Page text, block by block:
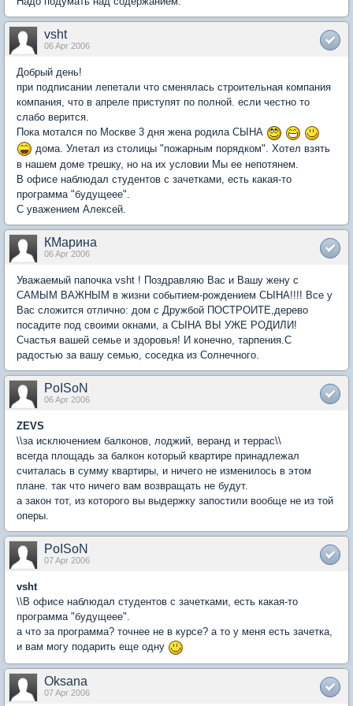
vsht
06 Apr 2006
Добрый день!
при подписании лепетали что сменялась строительная компания
компания, что в апреле приступят по полной. если честно то
слабо верится.
Пока мотался по Москве 3 дня жена родила СЫНА
дома. Улетал из столицы "пожарным порядком". Хотел взять
в нашем доме трешку, но на их условии Мы ее непотянем.
В офисе наблюдал студентов с зачетками, есть какая-то
программа "будущеее".
С уважением Алексей.
КМарина
06 Apr 2006
Уважаемый папочка vsht ! Поздравляю Вас и Вашу жену с
САМЫМ ВАЖНЫМ в жизни событием-рождением СЫНА!!!! Все у
Вас сложится отлично: дом с Дружбой ПОСТРОИТЕ,дерево
посадите под своими окнами, а СЫНА ВЫ УЖЕ РОДИЛИ!
Счастья вашей семье и здоровья! И конечно, тарпения.С
радостью за вашу семью, соседка из Солнечного.
PoISoN
06 Apr 2006
ZEVS
\\за исключением балконов, лоджий, веранд и террас\\
всегда площадь за балкон который квартире принадлежал
считалась в сумму квартиры, и ничего не изменилось в этом
плане. так что ничего вам возвращать не будут.
а закон тот, из которого вы выдержку запостили вообще не из той
оперы.
PoISoN
07 Apr 2006
vsht
\\В офисе наблюдал студентов с зачетками, есть какая-то
программа "будущеее".
а что за программа? точнее не в курсе? а то у меня есть зачетка,
и вам могу подарить еще одну
Oksana
07 Apr 2006